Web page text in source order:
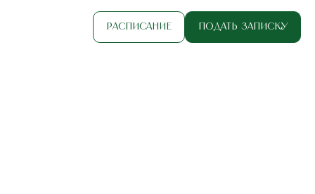
Расписание Подать записку